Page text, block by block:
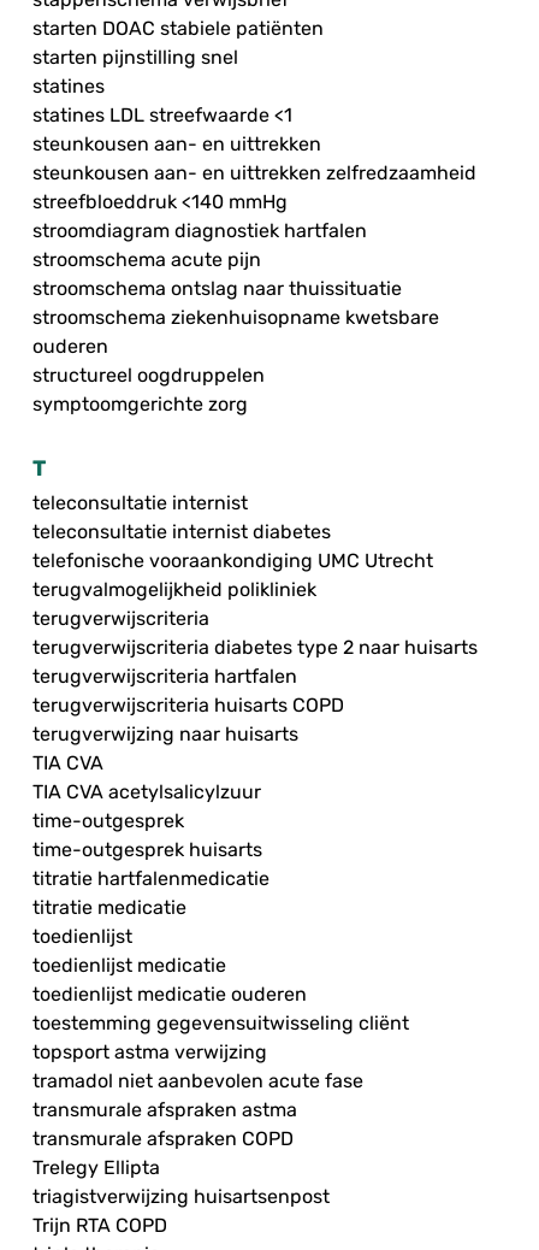
starten DOAC stabiele patiënten
starten pijnstilling snel
statines
statines LDL streefwaarde <1
steunkousen aan- en uittrekken
steunkousen aan- en uittrekken zelfredzaamheid
streefbloeddruk <140 mmHg
stroomdiagram diagnostiek hartfalen
stroomschema acute pijn
stroomschema ontslag naar thuissituatie
stroomschema ziekenhuisopname kwetsbare
ouderen
structureel oogdruppelen
symptoomgerichte zorg
T
teleconsultatie internist
teleconsultatie internist diabetes
telefonische vooraankondiging UMC Utrecht
terugvalmogelijkheid polikliniek
terugverwijscriteria
terugverwijscriteria diabetes type 2 naar huisarts
terugverwijscriteria hartfalen
terugverwijscriteria huisarts COPD
terugverwijzing naar huisarts
TIA CVA
TIA CVA acetylsalicylzuur
time-outgesprek
time-outgesprek huisarts
titratie hartfalenmedicatie
titratie medicatie
toedienlijst
toedienlijst medicatie
toedienlijst medicatie ouderen
toestemming gegevensuitwisseling cliënt
topsport astma verwijzing
tramadol niet aanbevolen acute fase
transmurale afspraken astma
transmurale afspraken COPD
Trelegy Ellipta
triagistverwijzing huisartsenpost
Trijn RTA COPD